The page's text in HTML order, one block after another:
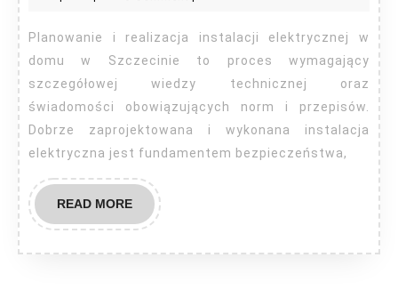
domu
Szczecin
Planowanie i realizacja instalacji elektrycznej w
domu w Szczecinie to proces wymagający
szczegółowej wiedzy technicznej oraz
świadomości obowiązujących norm i przepisów.
Dobrze zaprojektowana i wykonana instalacja
elektryczna jest fundamentem bezpieczeństwa,
READ MOREREAD
MORE